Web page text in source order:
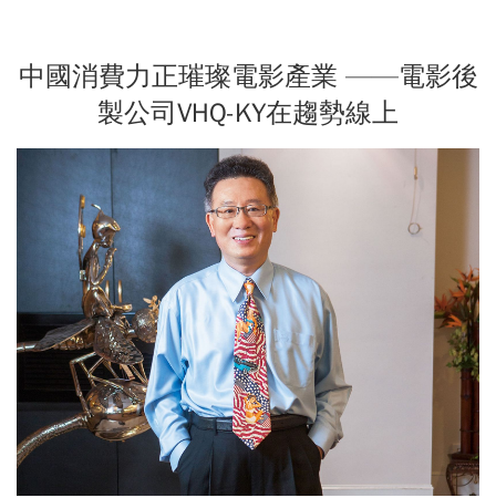
中國消費力正璀璨電影產業 ——電影後
製公司VHQ-KY在趨勢線上